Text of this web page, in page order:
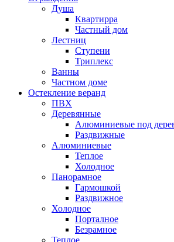
Душа
Квартирра
Частный дом
Лестниц
Ступени
Триплекс
Ванны
Частном доме
Остекление веранд
ПВХ
Деревянные
Алюминиевые под
Раздвижные
Алюминиевые
Теплое
Холодное
Панорамное
Гармошкой
Раздвижное
Холодное
Порталное
Безрамное
Теплое